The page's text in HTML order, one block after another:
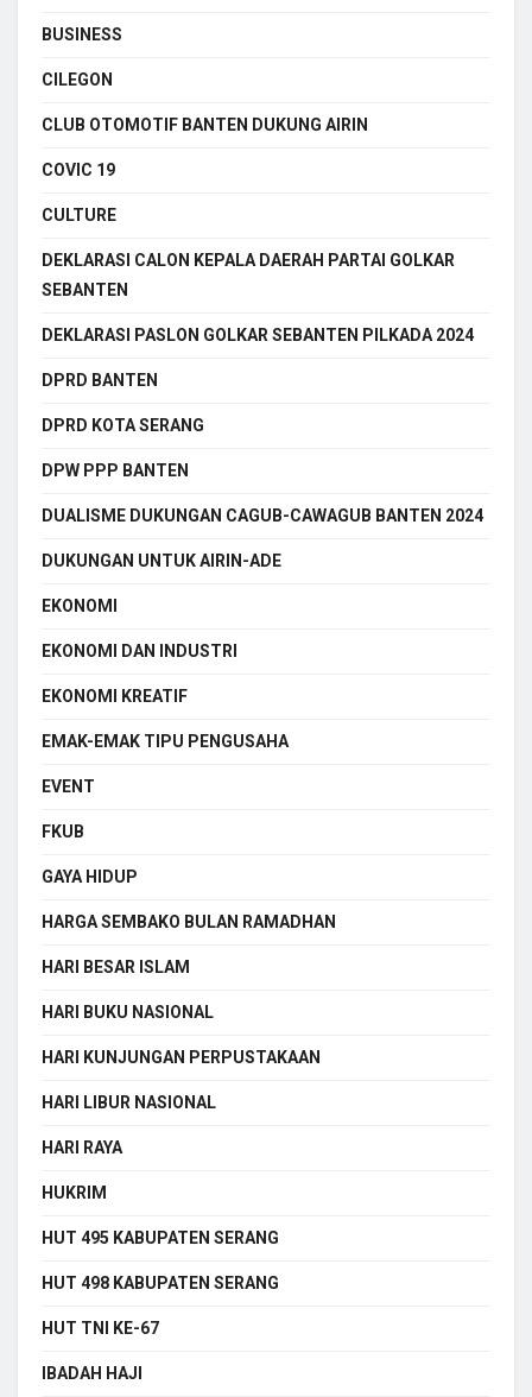
BUSINESS
CILEGON
CLUB OTOMOTIF BANTEN DUKUNG AIRIN
COVIC 19
CULTURE
DEKLARASI CALON KEPALA DAERAH PARTAI GOLKAR
SEBANTEN
DEKLARASI PASLON GOLKAR SEBANTEN PILKADA 2024
DPRD BANTEN
DPRD KOTA SERANG
DPW PPP BANTEN
DUALISME DUKUNGAN CAGUB-CAWAGUB BANTEN 2024
DUKUNGAN UNTUK AIRIN-ADE
EKONOMI
EKONOMI DAN INDUSTRI
EKONOMI KREATIF
EMAK-EMAK TIPU PENGUSAHA
EVENT
FKUB
GAYA HIDUP
HARGA SEMBAKO BULAN RAMADHAN
HARI BESAR ISLAM
HARI BUKU NASIONAL
HARI KUNJUNGAN PERPUSTAKAAN
HARI LIBUR NASIONAL
HARI RAYA
HUKRIM
HUT 495 KABUPATEN SERANG
HUT 498 KABUPATEN SERANG
HUT TNI KE-67
IBADAH HAJI